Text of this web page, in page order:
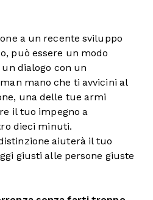
a un recente sviluppo
può essere un modo
dialogo con un
mano che ti avvicini al
una delle tue armi
il tuo impegno a
dieci minuti.
aiuterà il tuo
giusti alle persone giuste